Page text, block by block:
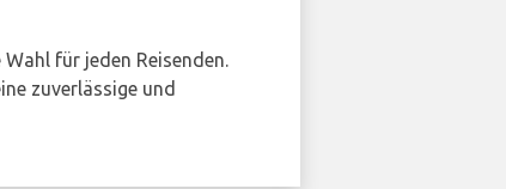
für jeden Reisenden.
zuverlässige und